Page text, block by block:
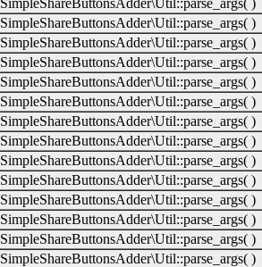
SimpleShareButtonsAdder\Util::parse_args( )
SimpleShareButtonsAdder\Util::parse_args( )
SimpleShareButtonsAdder\Util::parse_args( )
SimpleShareButtonsAdder\Util::parse_args( )
SimpleShareButtonsAdder\Util::parse_args( )
SimpleShareButtonsAdder\Util::parse_args( )
SimpleShareButtonsAdder\Util::parse_args( )
SimpleShareButtonsAdder\Util::parse_args( )
SimpleShareButtonsAdder\Util::parse_args( )
SimpleShareButtonsAdder\Util::parse_args( )
SimpleShareButtonsAdder\Util::parse_args( )
SimpleShareButtonsAdder\Util::parse_args( )
SimpleShareButtonsAdder\Util::parse_args( )
SimpleShareButtonsAdder\Util::parse_args( )